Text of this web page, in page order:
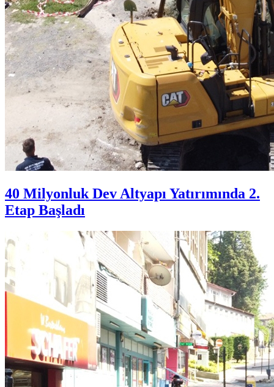
40 Milyonluk Dev Altyapı Yatırımında 2.
Etap Başladı